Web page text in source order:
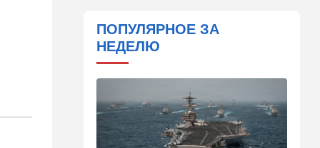
14:06 Транспорт
безопасность и советы
пассажирам
13:58 Здоровье
ПОПУЛЯРНОЕ ЗА
НЕДЕЛЮ